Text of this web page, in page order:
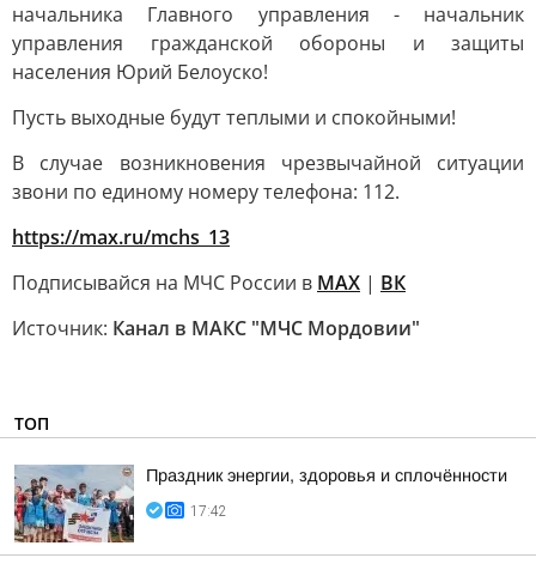
начальника Главного управления - начальник
управления гражданской обороны и защиты
населения Юрий Белоуско!
Пусть выходные будут теплыми и спокойными!
В случае возникновения чрезвычайной ситуации
звони по единому номеру телефона: 112.
https://max.ru/mchs_13
Подписывайся на МЧС России в MAX | ВК
Источник: Канал в МАКС "МЧС Мордовии"
ТОП
Праздник энергии, здоровья и сплочённости
17:42